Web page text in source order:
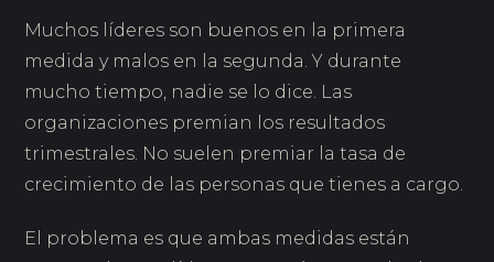
Muchos líderes son buenos en la primera
medida y malos en la segunda. Y durante
mucho tiempo, nadie se lo dice. Las
organizaciones premian los resultados
trimestrales. No suelen premiar la tasa de
crecimiento de las personas que tienes a cargo.
El problema es que ambas medidas están